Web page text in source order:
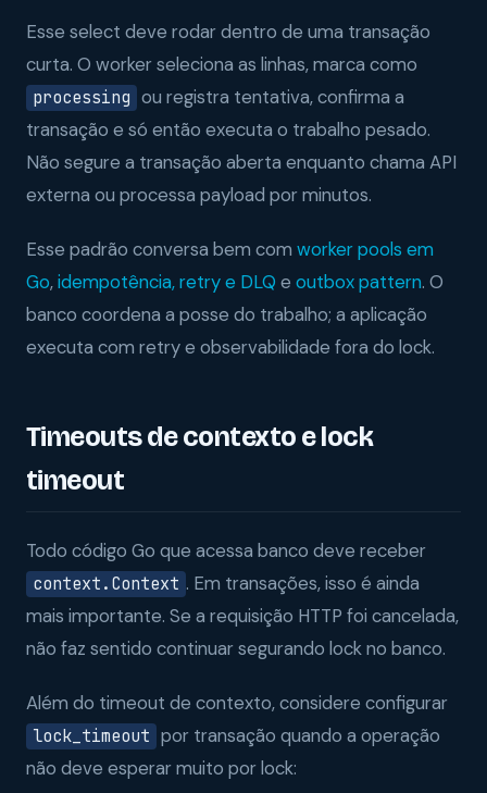
Esse select deve rodar dentro de uma transação
curta. O worker seleciona as linhas, marca como
processing ou registra tentativa, confirma a
transação e só então executa o trabalho pesado.
Não segure a transação aberta enquanto chama API
externa ou processa payload por minutos.
Esse padrão conversa bem com worker pools em
Go,idempotência, retry e DLQ e outbox pattern. O
banco coordena a posse do trabalho; a aplicação
executa com retry e observabilidade fora do lock.
Timeouts de contexto e lock
timeout
Todo código Go que acessa banco deve receber
context.Context . Em transações, isso é ainda
mais importante. Se a requisição HTTP foi cancelada,
não faz sentido continuar segurando lock no banco.
Além do timeout de contexto, considere configurar
lock_timeout por transação quando a operação
não deve esperar muito por lock: